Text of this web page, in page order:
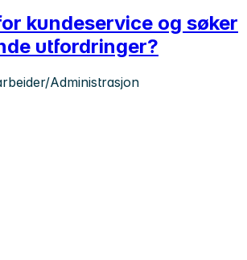
kundeservice og søker
utfordringer?
Administrasjon